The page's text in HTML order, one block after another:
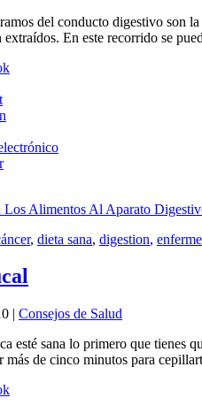
del conducto digestivo son
extraídos. En este recorrido se
Los Alimentos Al Aparato
, dieta sana, digestion,
| Consejos de Salud
esté sana lo primero que tienes
más de cinco minutos para